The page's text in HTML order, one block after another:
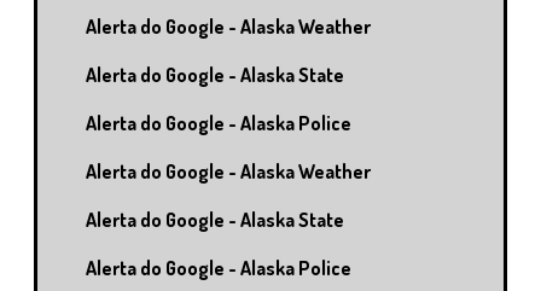
Alerta do Google - Alaska Weather
Alerta do Google - Alaska State
Alerta do Google - Alaska Police
Alerta do Google - Alaska Weather
Alerta do Google - Alaska State
Alerta do Google - Alaska Police